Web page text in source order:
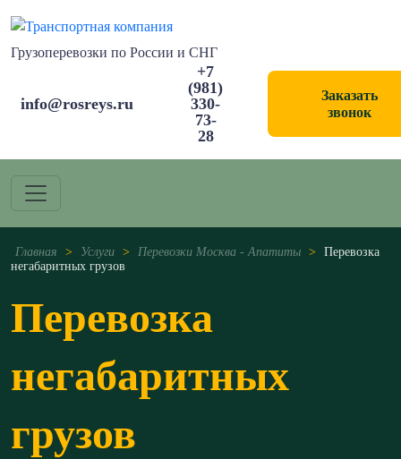
Грузоперевозки по России и СНГ
info@rosreys.ru
+7
(981)
330-
73-
28
Заказать
звонок
Главная > Услуги > Перевозки Москва - Апатиты >
Перевозка
негабаритных грузов
Перевозка
негабаритных
грузов